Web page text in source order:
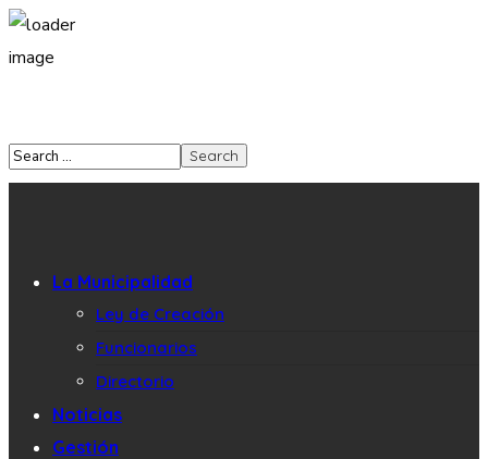
La Municipalidad
Ley de Creación
Funcionarios
Directorio
Noticias
Gestión